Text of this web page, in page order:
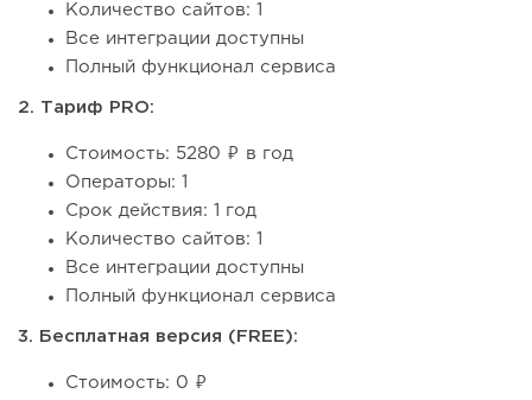
Количество сайтов: 1
Все интеграции доступны
Полный функционал сервиса
2. Тариф PRO:
Стоимость: 5280 ₽ в год
Операторы: 1
Срок действия: 1 год
Количество сайтов: 1
Все интеграции доступны
Полный функционал сервиса
3. Бесплатная версия (FREE):
Стоимость: 0 ₽